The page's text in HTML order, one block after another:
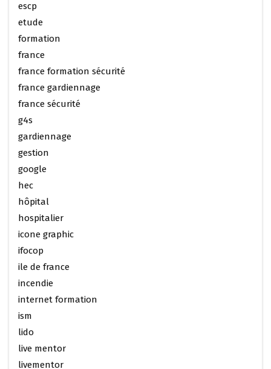
escp
etude
formation
france
france formation sécurité
france gardiennage
france sécurité
g4s
gardiennage
gestion
google
hec
hôpital
hospitalier
icone graphic
ifocop
ile de france
incendie
internet formation
ism
lido
live mentor
livementor